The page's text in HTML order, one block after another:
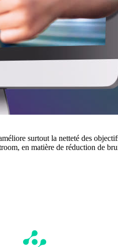
surtout la netteté des
en matière de réduction de